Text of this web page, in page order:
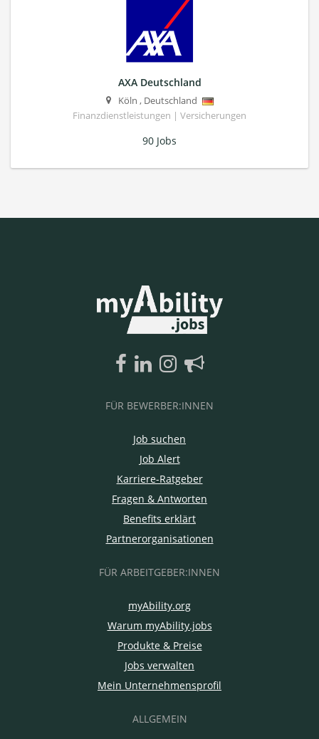
AXA Deutschland
Köln , Deutschland
Finanzdienstleistungen | Versicherungen
90 Jobs
FÜR BEWERBER:INNEN
Job suchen
Job Alert
Karriere-Ratgeber
Fragen & Antworten
Benefits erklärt
Partnerorganisationen
FÜR ARBEITGEBER:INNEN
myAbility.org
Warum myAbility.jobs
Produkte & Preise
Jobs verwalten
Mein Unternehmensprofil
ALLGEMEIN